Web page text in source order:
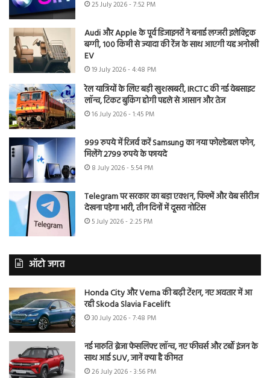
25 July 2026 - 7:52 PM
Audi और Apple के पूर्व डिजाइनरों ने बनाई लग्जरी इलेक्ट्रिक
बग्गी, 100 किमी से ज्यादा की रेंज के साथ आएगी यह अनोखी
EV
19 July 2026 - 4:48 PM
रेल यात्रियों के लिए बड़ी खुशखबरी, IRCTC की नई वेबसाइट
लॉन्च, टिकट बुकिंग होगी पहले से आसान और तेज
16 July 2026 - 1:45 PM
999 रुपये में रिजर्व करें Samsung का नया फोल्डेबल फोन,
मिलेंगे 2799 रुपये के फायदे
8 July 2026 - 5:54 PM
Telegram पर सरकार का बड़ा एक्शन, फिल्में और वेब सीरीज
देखना पड़ेगा भारी, तीन दिनों में दूसरा नोटिस
5 July 2026 - 2:25 PM
ऑटो जगत
Honda City और Verna की बढ़ी टेंशन, नए अवतार में आ
रही Skoda Slavia Facelift
30 July 2026 - 7:48 PM
नई मारुति ब्रेजा फेसलिफ्ट लॉन्च, नए फीचर्स और टर्बो इंजन के
साथ आई SUV, जानें क्या है कीमत
26 July 2026 - 3:56 PM